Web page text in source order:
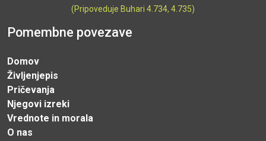
(Pripoveduje Buhari 4.734, 4.735)
Pomembne povezave
Domov
Življenjepis
Pričevanja
Njegovi izreki
Vrednote in morala
O nas